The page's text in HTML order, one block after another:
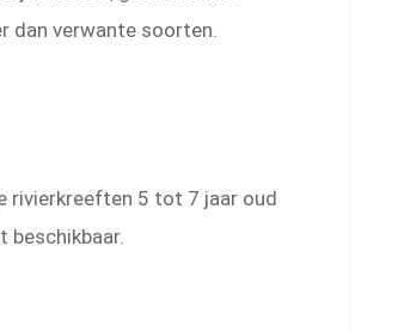
dan verwante soorten.
rivierkreeften 5 tot 7 jaar oud
beschikbaar.